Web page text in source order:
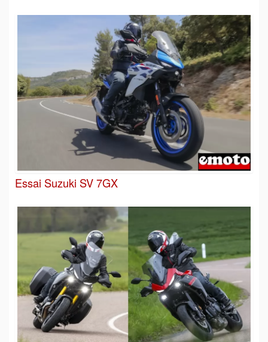
Essai Suzuki SV 7GX